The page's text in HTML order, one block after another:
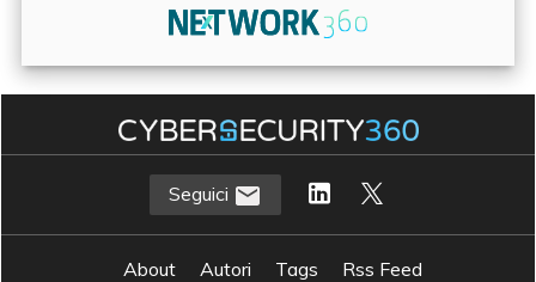
Seguici
About Autori Tags
Rss Feed